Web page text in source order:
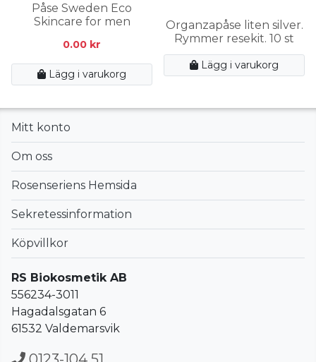
Påse Sweden Eco
Skincare for men
0.00 kr
Lägg i varukorg
Organzapåse liten silver.
Rymmer resekit. 10 st
Lägg i varukorg
Mitt konto
Om oss
Rosenseriens Hemsida
Sekretessinformation
Köpvillkor
RS Biokosmetik AB
556234-3011
Hagadalsgatan 6
61532 Valdemarsvik